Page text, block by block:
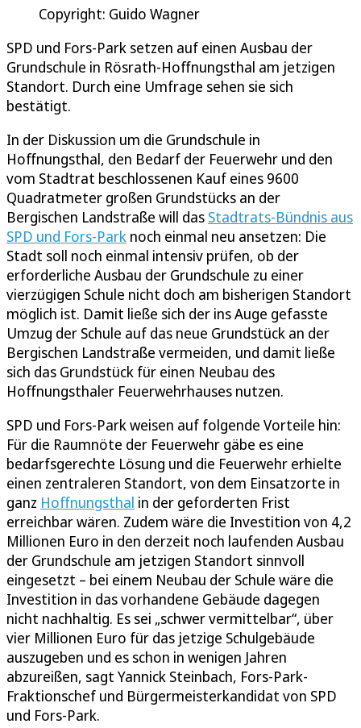
Copyright: Guido Wagner
SPD und Fors-Park setzen auf einen Ausbau der
Grundschule in Rösrath-Hoffnungsthal am jetzigen
Standort. Durch eine Umfrage sehen sie sich
bestätigt.
In der Diskussion um die Grundschule in
Hoffnungsthal, den Bedarf der Feuerwehr und den
vom Stadtrat beschlossenen Kauf eines 9600
Quadratmeter großen Grundstücks an der
Bergischen Landstraße will das Stadtrats-Bündnis aus
SPD und Fors-Park noch einmal neu ansetzen: Die
Stadt soll noch einmal intensiv prüfen, ob der
erforderliche Ausbau der Grundschule zu einer
vierzügigen Schule nicht doch am bisherigen Standort
möglich ist. Damit ließe sich der ins Auge gefasste
Umzug der Schule auf das neue Grundstück an der
Bergischen Landstraße vermeiden, und damit ließe
sich das Grundstück für einen Neubau des
Hoffnungsthaler Feuerwehrhauses nutzen.
SPD und Fors-Park weisen auf folgende Vorteile hin:
Für die Raumnöte der Feuerwehr gäbe es eine
bedarfsgerechte Lösung und die Feuerwehr erhielte
einen zentraleren Standort, von dem Einsatzorte in
ganz Hoffnungsthal in der geforderten Frist
erreichbar wären. Zudem wäre die Investition von 4,2
Millionen Euro in den derzeit noch laufenden Ausbau
der Grundschule am jetzigen Standort sinnvoll
eingesetzt – bei einem Neubau der Schule wäre die
Investition in das vorhandene Gebäude dagegen
nicht nachhaltig. Es sei „schwer vermittelbar“, über
vier Millionen Euro für das jetzige Schulgebäude
auszugeben und es schon in wenigen Jahren
abzureißen, sagt Yannick Steinbach, Fors-Park-
Fraktionschef und Bürgermeisterkandidat von SPD
und Fors-Park.